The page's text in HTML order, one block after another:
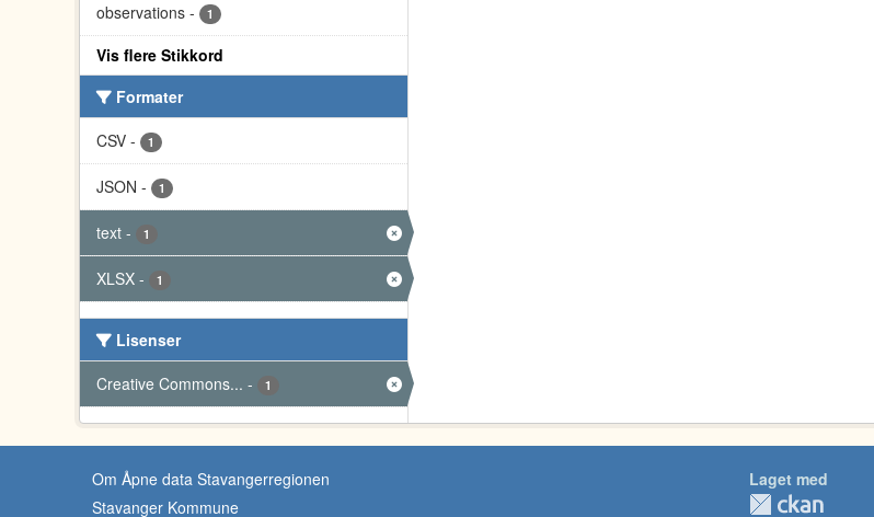
observations - 1
Vis flere Stikkord
Formater
CSV - 1
JSON - 1
text - 1
XLSX - 1
Lisenser
Creative Commons... - 1
Om Åpne data Stavangerregionen
Stavanger Kommune
Laget med